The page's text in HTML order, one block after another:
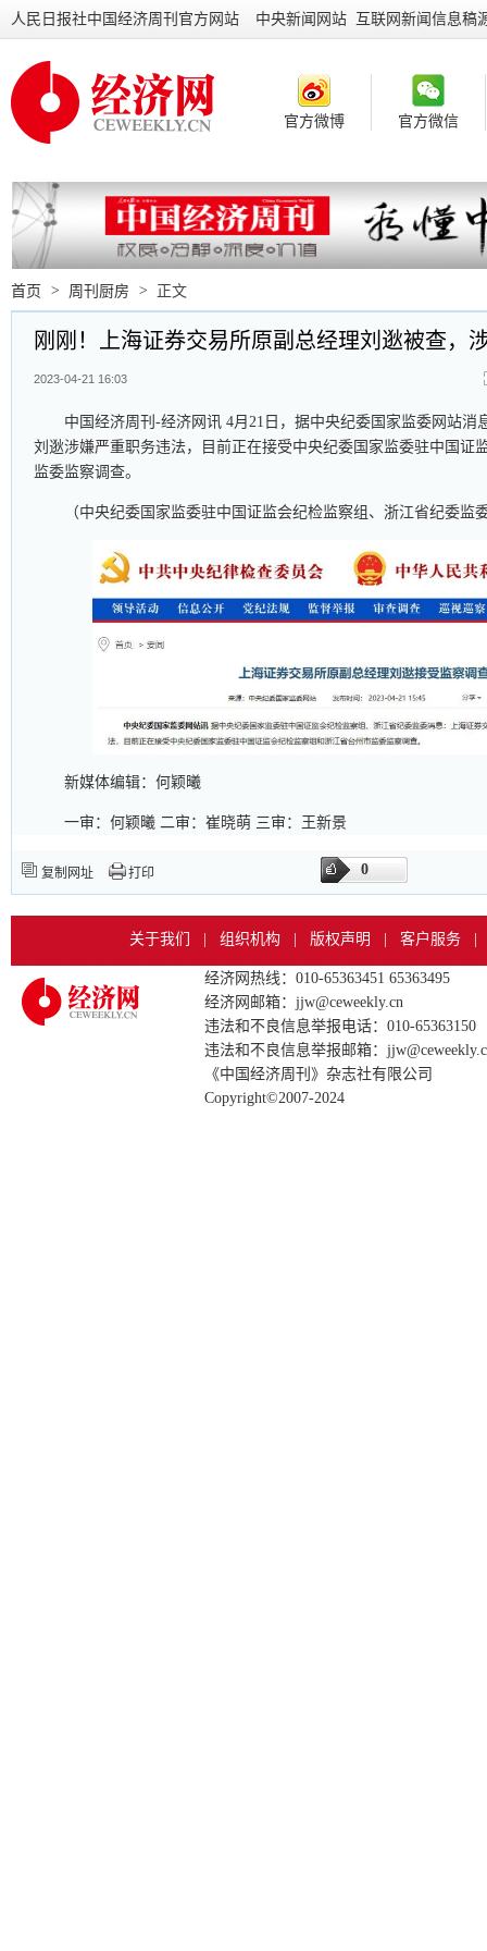
人民日报社中国经济周刊官方网站 中央新闻网站 互联网新闻信息稿
官方微博 官方微信
首页 > 周刊厨房 > 正文
刚刚！上海证券交易所原副总经理刘逖被查，
2023-04-21 16:03
中国经济周刊-经济网讯 4月21日，据中央纪委国家监委网站消
刘逖涉嫌严重职务违法，目前正在接受中央纪委国家监委驻中国证
监委监察调查。
（中央纪委国家监委驻中国证监会纪检监察组、浙江省纪委监
新媒体编辑：何颖曦
一审：何颖曦 二审：崔晓萌 三审：王新景
复制网址 打印 0
关于我们 | 组织机构 | 版权声明 | 客户服务 |
经济网热线：010-65363451 65363495
经济网邮箱：jjw@ceweekly.cn
违法和不良信息举报电话：010-65363150
违法和不良信息举报邮箱：
《中国经济周刊》杂志社有限公司
Copyright©2007-2024